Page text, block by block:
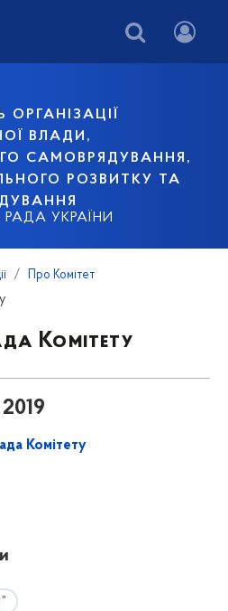
ВЛАДИ,
САМОВРЯДУВАННЯ,
РОЗВИТКУ ТА
РАДА УКРАЇНИ
Про Комітет
Комітету
Комітету